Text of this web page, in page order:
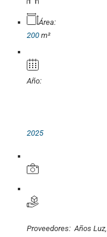
Área:
200 m²
Año:
2025
Proveedores:Años Luz,